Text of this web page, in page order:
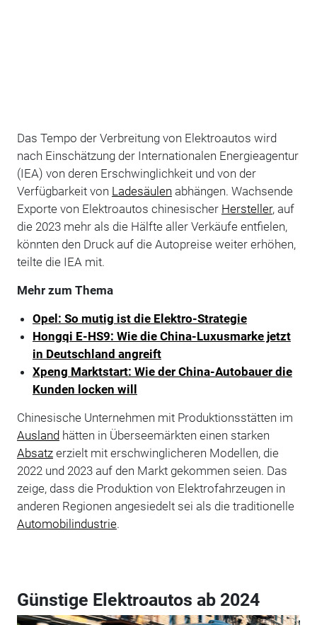
Das Tempo der Verbreitung von Elektroautos wird
nach Einschätzung der Internationalen Energieagentur
(IEA) von deren Erschwinglichkeit und von der
Verfügbarkeit von Ladesäulen abhängen. Wachsende
Exporte von Elektroautos chinesischer Hersteller, auf
die 2023 mehr als die Hälfte aller Verkäufe entfielen,
könnten den Druck auf die Autopreise weiter erhöhen,
teilte die IEA mit.
Mehr zum Thema
Opel: So mutig ist die Elektro-Strategie
Hongqi E-HS9: Wie die China-Luxusmarke jetzt
in Deutschland angreift
Xpeng Marktstart: Wie der China-Autobauer die
Kunden locken will
Chinesische Unternehmen mit Produktionsstätten im
Auslandhätten in Überseemärkten einen starken
Absatzerzielt mit erschwinglicheren Modellen, die
2022 und 2023 auf den Markt gekommen seien. Das
zeige, dass die Produktion von Elektrofahrzeugen in
anderen Regionen angesiedelt sei als die traditionelle
Automobilindustrie.
Günstige Elektroautos ab 2024